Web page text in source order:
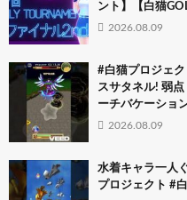
ント】【白猫
2026.08.09
#白猫プロジェ
スサタネル! 弱
ーチバケーショ
2026.08.09
水着キャラ一人
プロジェクト #